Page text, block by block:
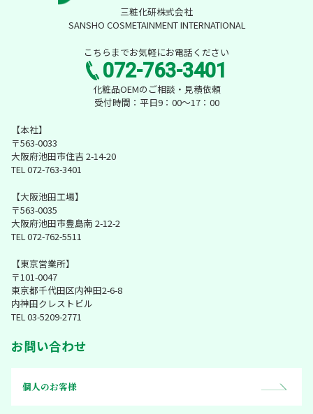
三粧化研株式会社
SANSHO COSMETAINMENT INTERNATIONAL
こちらまでお気軽にお電話ください
072-763-3401
化粧品OEMのご相談・見積依頼
受付時間：平日9：00～17：00
【本社】
〒563-0033
大阪府池田市住吉 2-14-20
TEL 072-763-3401
【大阪池田工場】
〒563-0035
大阪府池田市豊島南 2-12-2
TEL 072-762-5511
【東京営業所】
〒101-0047
東京都千代田区内神田2-6-8
内神田クレストビル
TEL 03-5209-2771
お問い合わせ
個人のお客様